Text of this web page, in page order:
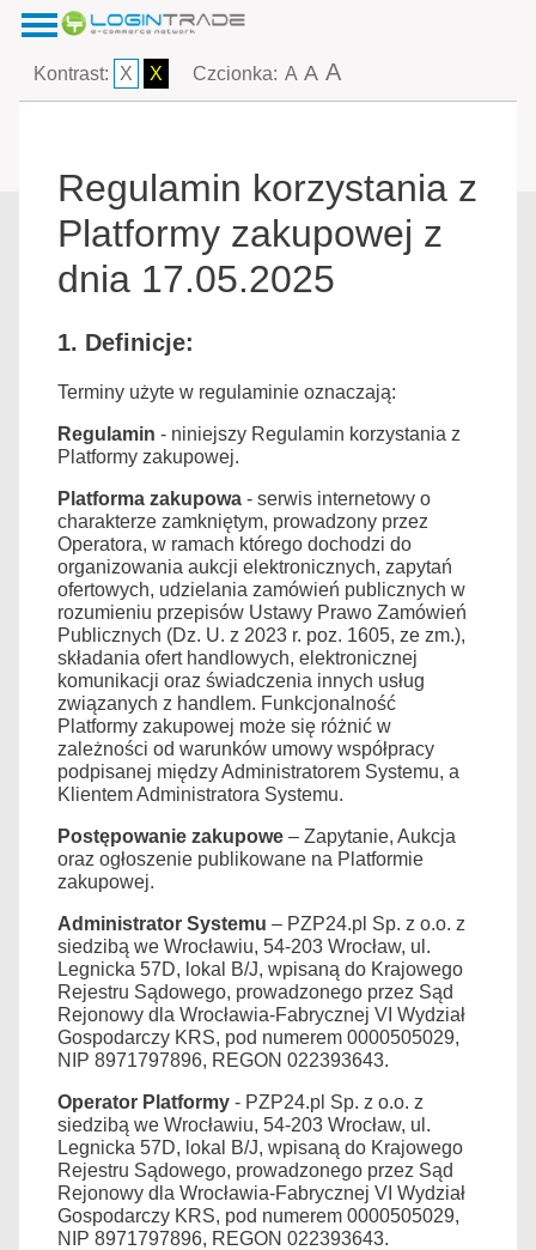
Kontrast: X X Czcionka: A A A
Regulamin korzystania z
Platformy zakupowej z
dnia 17.05.2025
1. Definicje:
Terminy użyte w regulaminie oznaczają:
Regulamin - niniejszy Regulamin korzystania z
Platformy zakupowej.
Platforma zakupowa - serwis internetowy o
charakterze zamkniętym, prowadzony przez
Operatora, w ramach którego dochodzi do
organizowania aukcji elektronicznych, zapytań
ofertowych, udzielania zamówień publicznych w
rozumieniu przepisów Ustawy Prawo Zamówień
Publicznych (Dz. U. z 2023 r. poz. 1605, ze zm.),
składania ofert handlowych, elektronicznej
komunikacji oraz świadczenia innych usług
związanych z handlem. Funkcjonalność
Platformy zakupowej może się różnić w
zależności od warunków umowy współpracy
podpisanej między Administratorem Systemu, a
Klientem Administratora Systemu.
Postępowanie zakupowe – Zapytanie, Aukcja
oraz ogłoszenie publikowane na Platformie
zakupowej.
Administrator Systemu – PZP24.pl Sp. z o.o. z
siedzibą we Wrocławiu, 54-203 Wrocław, ul.
Legnicka 57D, lokal B/J, wpisaną do Krajowego
Rejestru Sądowego, prowadzonego przez Sąd
Rejonowy dla Wrocławia-Fabrycznej VI Wydział
Gospodarczy KRS, pod numerem 0000505029,
NIP 8971797896, REGON 022393643.
Operator Platformy - PZP24.pl Sp. z o.o. z
siedzibą we Wrocławiu, 54-203 Wrocław, ul.
Legnicka 57D, lokal B/J, wpisaną do Krajowego
Rejestru Sądowego, prowadzonego przez Sąd
Rejonowy dla Wrocławia-Fabrycznej VI Wydział
Gospodarczy KRS, pod numerem 0000505029,
NIP 8971797896, REGON 022393643.